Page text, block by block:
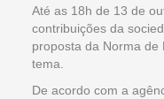
Até as 18h de 13 de
contribuições da
proposta da Norma de
tema.
De acordo com a